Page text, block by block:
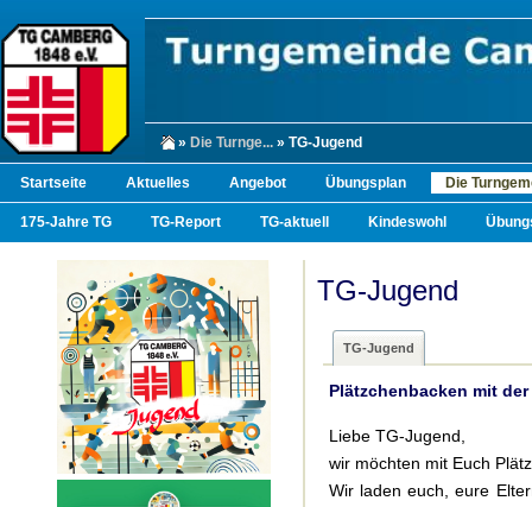
» Die Turnge... » TG-Jugend
Startseite Aktuelles Angebot Übungsplan Die
175-Jahre TG TG-Report TG-aktuell Kindeswohl
TG-Jugend
TG-Jugend
Plätzchenbacken mit der
Liebe TG-Jugend,
wir möchten mit Euch
Wir laden euch, eure